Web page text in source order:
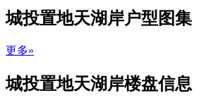
城投置地天湖岸户型图集
更多»
城投置地天湖岸楼盘信息